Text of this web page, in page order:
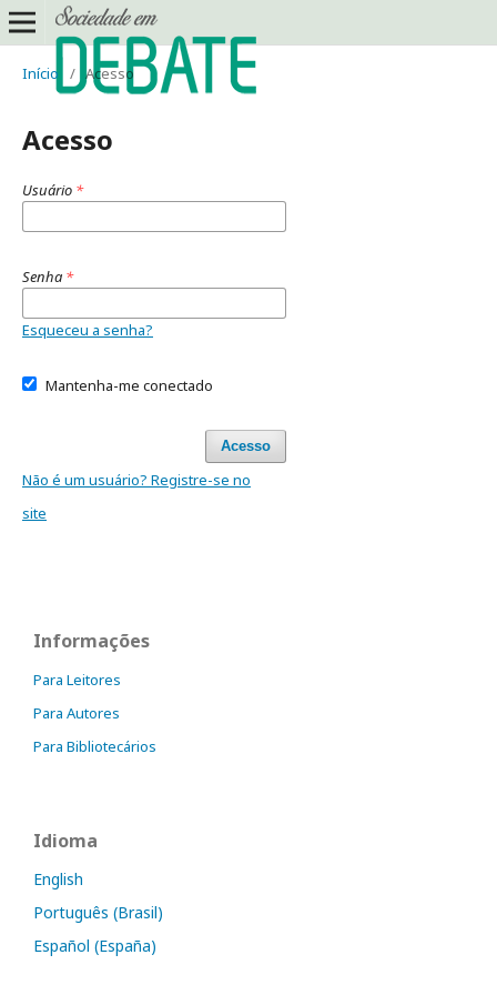
Início / Acesso
Acesso
Usuário *
Senha *
Esqueceu a senha?
Mantenha-me conectado
Acesso
Não é um usuário? Registre-se no
site
Informações
Para Leitores
Para Autores
Para Bibliotecários
Idioma
English
Português (Brasil)
Español (España)